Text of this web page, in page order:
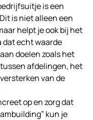
is een
is niet alleen een
helpt je ook bij het
dat echt waarde
doelen zoals het
afdelingen, het
van de
op en zorg dat
kun je